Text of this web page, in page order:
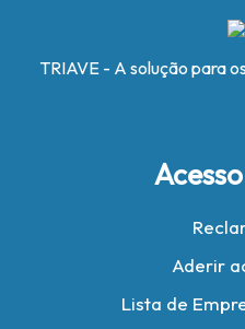
TRIAVE - A solução para
Aderir
Lista de